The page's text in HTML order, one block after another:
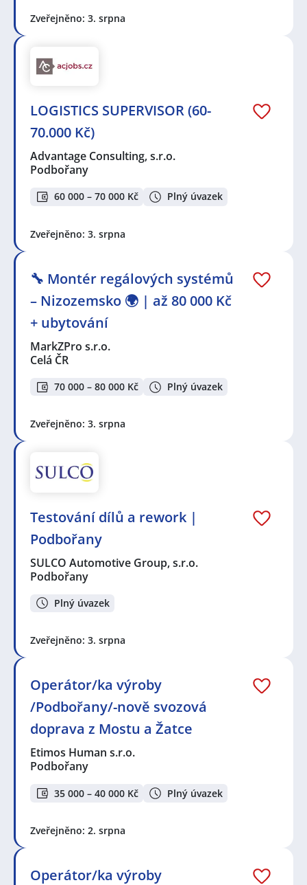
Zveřejněno: 3. srpna
LOGISTICS SUPERVISOR (60-
70.000 Kč)
Advantage Consulting, s.r.o.
Podbořany
60 000 – 70 000 Kč Plný úvazek
Zveřejněno: 3. srpna
🔧 Montér regálových systémů
– Nizozemsko 🌍 | až 80 000 Kč
+ ubytování
MarkZPro s.r.o.
Celá ČR
70 000 – 80 000 Kč Plný úvazek
Zveřejněno: 3. srpna
Testování dílů a rework |
Podbořany
SULCO Automotive Group, s.r.o.
Podbořany
Plný úvazek
Zveřejněno: 3. srpna
Operátor/ka výroby
/Podbořany/-nově svozová
doprava z Mostu a Žatce
Etimos Human s.r.o.
Podbořany
35 000 – 40 000 Kč Plný úvazek
Zveřejněno: 2. srpna
Operátor/ka výroby